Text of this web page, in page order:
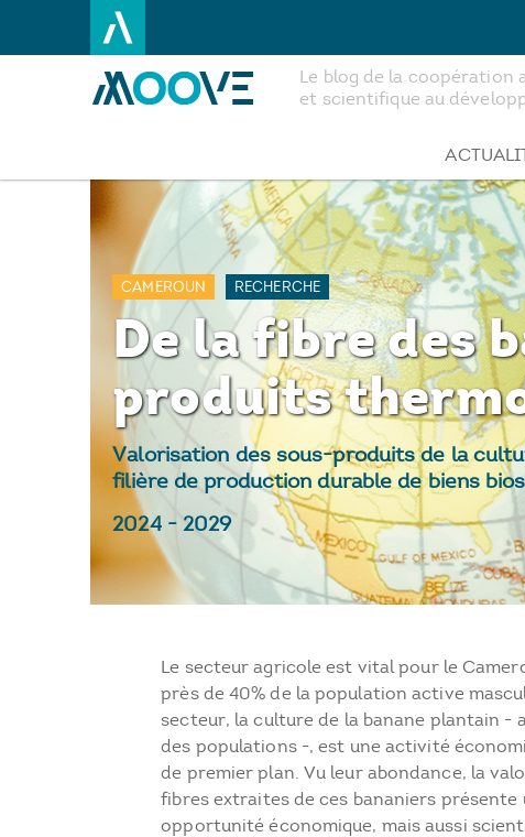
principal
Le blog de la coopération
et scientifique au
CAMEROUN RECHERCHE
De la fibre des
produits
Valorisation des sous-produits de la
filière de production durable de biens
2024- 2029
Le secteur agricole est vital pour le
près de 40% de la population active
secteur, la culture de la banane plantain -
des populations -, est une activité
de premier plan. Vu leur abondance, la
fibres extraites de ces bananiers présente
opportunité économique, mais aussi